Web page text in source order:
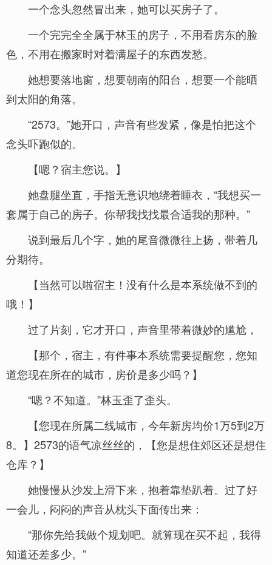
一个念头忽然冒出来，她可以买房子了。
一个完完全全属于林玉的房子，不用看房东的脸
色，不用在搬家时对着满屋子的东西发愁。
她想要落地窗，想要朝南的阳台，想要一个能晒
到太阳的角落。
“2573。”她开口，声音有些发紧，像是怕把这个
念头吓跑似的。
【嗯？宿主您说。】
她盘腿坐直，手指无意识地绕着睡衣，“我想买一
套属于自己的房子。你帮我找找最合适我的那种。”
说到最后几个字，她的尾音微微往上扬，带着几
分期待。
【当然可以啦宿主！没有什么是本系统做不到的
哦！】
过了片刻，它才开口，声音里带着微妙的尴尬，
【那个，宿主，有件事本系统需要提醒您，您知
道您现在所在的城市，房价是多少吗？】
“嗯？不知道。”林玉歪了歪头。
【您现在所属二线城市，今年新房均价1万5到2万
8。】2573的语气凉丝丝的，【您是想住郊区还是想住
仓库？】
她慢慢从沙发上滑下来，抱着靠垫趴着。过了好
一会儿，闷闷的声音从枕头下面传出来：
“那你先给我做个规划吧。就算现在买不起，我得
知道还差多少。”